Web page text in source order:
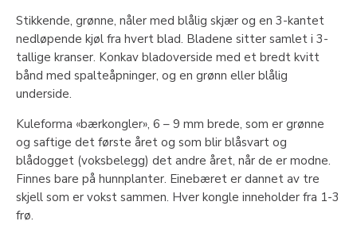
Stikkende, grønne, nåler med blålig skjær og en 3-kantet
nedløpende kjøl fra hvert blad. Bladene sitter samlet i 3-
tallige kranser. Konkav bladoverside med et bredt kvitt
bånd med spalteåpninger, og en grønn eller blålig
underside.
Kuleforma «bærkongler», 6 – 9 mm brede, som er grønne
og saftige det første året og som blir blåsvart og
blådogget (voksbelegg) det andre året, når de er modne.
Finnes bare på hunnplanter. Einebæret er dannet av tre
skjell som er vokst sammen. Hver kongle inneholder fra 1-3
frø.